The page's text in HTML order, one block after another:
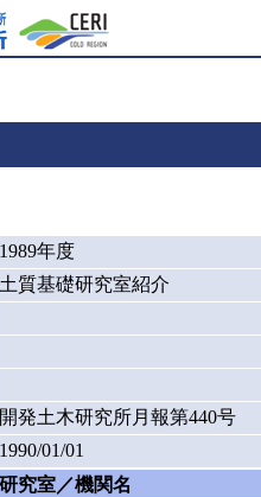
1989年度
土質基礎研究室紹介
開発土木研究所月報第440号
1990/01/01
究室／機関名